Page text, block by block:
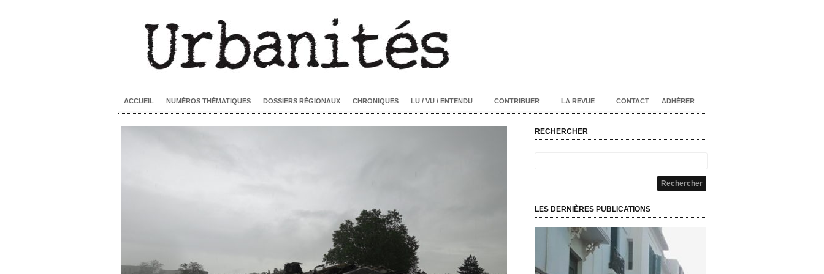
ACCUEIL NUMÉROS THÉMATIQUES DOSSIERS RÉGIONAUX CHRONIQUES LU / VU / ENTENDU CONTRIBUER LA REVUE CONTACT ADHÉRER
RECHERCHER
LES DERNIÈRES PUBLICATIONS